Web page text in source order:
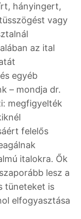
hányingert,
vagy
az ital
egyéb
– mondja dr.
megfigyelték
felelős
italokra. Ők
lesz a
tüneteket is
elfogyasztása